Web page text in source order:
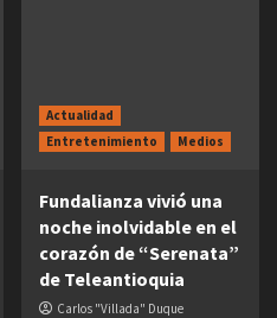
Actualidad
Entretenimiento
Medios
Fundalianza vivió una
noche inolvidable en el
corazón de “Serenata”
de Teleantioquia
Carlos "Villada" Duque